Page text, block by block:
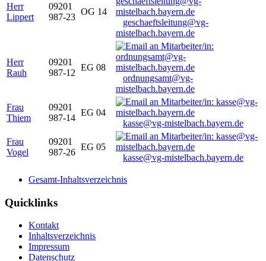
Herr
Lippert
09201
987-23
OG 14
geschaeftsleitung@vg-
mistelbach.bayern.de
Herr
Rauh
09201
987-12
EG 08
ordnungsamt@vg-
mistelbach.bayern.de
Frau
Thiem
09201
987-14
EG 04
kasse@vg-mistelbach.bayern.de
Frau
Vogel
09201
987-26
EG 05
kasse@vg-mistelbach.bayern.de
Gesamt-Inhaltsverzeichnis
Quicklinks
Kontakt
Inhaltsverzeichnis
Impressum
Datenschutz